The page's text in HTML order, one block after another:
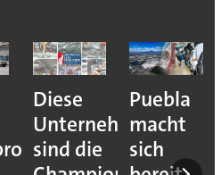
Diese
Unternehmen
sind die
Puebla
macht
sich